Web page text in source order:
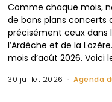
Comme chaque mois,
de bons plans concerts
précisément ceux dans
l’Ardèche et de la
mois d’août 2026. Voici
30 juillet 2026 Agenda